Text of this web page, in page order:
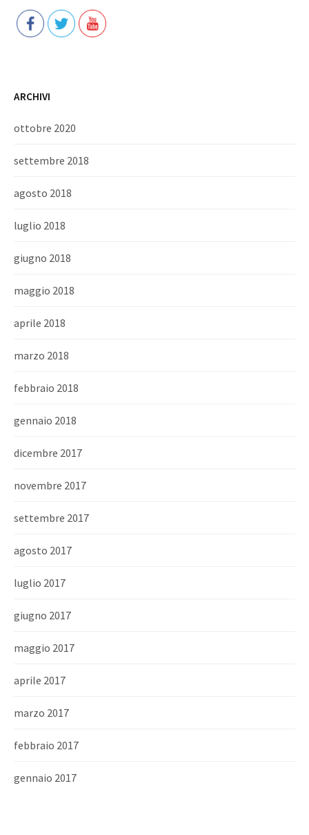
ARCHIVI
ottobre 2020
settembre 2018
agosto 2018
luglio 2018
giugno 2018
maggio 2018
aprile 2018
marzo 2018
febbraio 2018
gennaio 2018
dicembre 2017
novembre 2017
settembre 2017
agosto 2017
luglio 2017
giugno 2017
maggio 2017
aprile 2017
marzo 2017
febbraio 2017
gennaio 2017